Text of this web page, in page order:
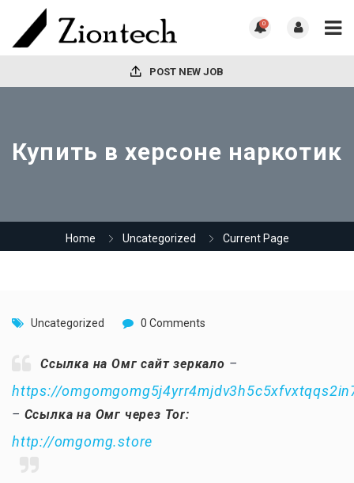
0
POST NEW JOB
Купить в херсоне наркотик
Home Uncategorized Current Page
Uncategorized 0 Comments
Ссылка на Омг сайт зеркало –
https://
– Ссылка на Омг через Tor:
http://omgomg.store